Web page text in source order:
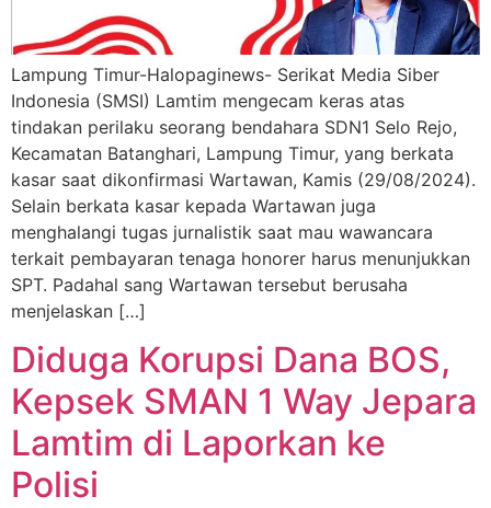
Lampung Timur-Halopaginews- Serikat Media Siber
Indonesia (SMSI) Lamtim mengecam keras atas
tindakan perilaku seorang bendahara SDN1 Selo Rejo,
Kecamatan Batanghari, Lampung Timur, yang berkata
kasar saat dikonfirmasi Wartawan, Kamis (29/08/2024).
Selain berkata kasar kepada Wartawan juga
menghalangi tugas jurnalistik saat mau wawancara
terkait pembayaran tenaga honorer harus menunjukkan
SPT. Padahal sang Wartawan tersebut berusaha
menjelaskan […]
Diduga Korupsi Dana BOS,
Kepsek SMAN 1 Way Jepara
Lamtim di Laporkan ke
Polisi